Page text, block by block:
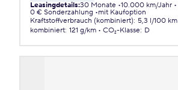
Leasingdetails:30 Monate 10.000 km/Jahr
0 € Sonderzahlung
mit Kaufoption
Kraftstoffverbrauch (kombiniert): 5,3 l/100 km
kombiniert: 121 g/km CO₂-Klasse: D